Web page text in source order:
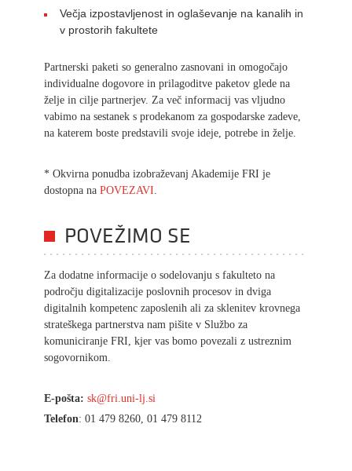
Večja izpostavljenost in oglaševanje na kanalih in
v prostorih fakultete
Partnerski paketi so generalno zasnovani in omogočajo
individualne dogovore in prilagoditve paketov glede na
želje in cilje partnerjev. Za več informacij vas vljudno
vabimo na sestanek s prodekanom za gospodarske zadeve,
na katerem boste predstavili svoje ideje, potrebe in želje.
* Okvirna ponudba izobraževanj Akademije FRI je
dostopna na POVEZAVI.
POVEŽIMO SE
Za dodatne informacije o sodelovanju s fakulteto na
področju digitalizacije poslovnih procesov in dviga
digitalnih kompetenc zaposlenih ali za sklenitev krovnega
strateškega partnerstva nam pišite v Službo za
komuniciranje FRI, kjer vas bomo povezali z ustreznim
sogovornikom.
E-pošta: sk@fri.uni-lj.si
Telefon: 01 479 8260, 01 479 8112